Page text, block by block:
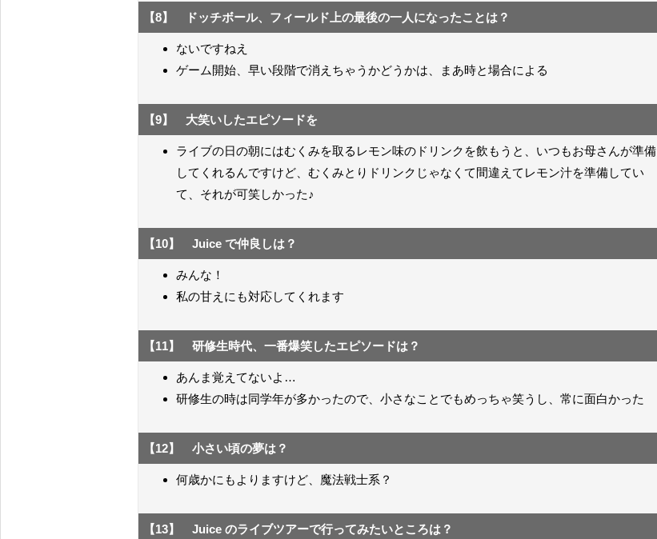
【8】 ドッチボール、フィールド上の最後の一人になったことは？
ないですねえ
ゲーム開始、早い段階で消えちゃうかどうかは、まあ時と場合による
【9】 大笑いしたエピソードを
ライブの日の朝にはむくみを取るレモン味のドリンクを飲もうと、いつもお母さんが準備
してくれるんですけど、むくみとりドリンクじゃなくて間違えてレモン汁を準備してい
て、それが可笑しかった♪
【10】 Juice で仲良しは？
みんな！
私の甘えにも対応してくれます
【11】 研修生時代、一番爆笑したエピソードは？
あんま覚えてないよ…
研修生の時は同学年が多かったので、小さなことでもめっちゃ笑うし、常に面白かった
【12】 小さい頃の夢は？
何歳かにもよりますけど、魔法戦士系？
【13】 Juice のライブツアーで行ってみたいところは？